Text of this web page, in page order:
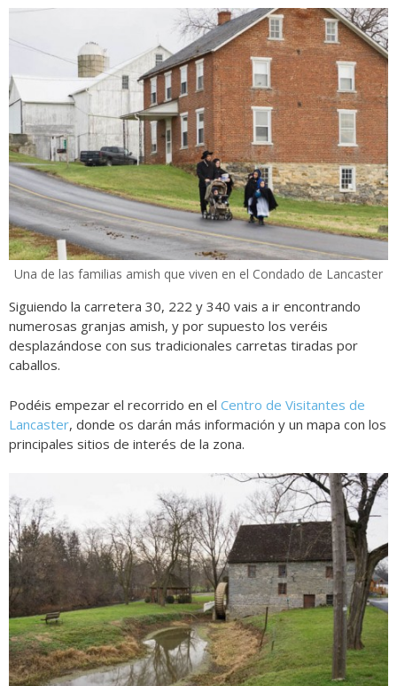
Una de las familias amish que viven en el Condado de Lancaster
Siguiendo la carretera 30, 222 y 340 vais a ir encontrando
numerosas granjas amish, y por supuesto los veréis
desplazándose con sus tradicionales carretas tiradas por
caballos.
Podéis empezar el recorrido en el Centro de Visitantes de
Lancaster, donde os darán más información y un mapa con los
principales sitios de interés de la zona.